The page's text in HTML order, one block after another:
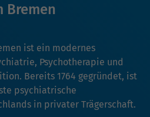
Bremen
ist ein modernes
Psychotherapie und
Bereits 1764 gegründet, ist
psychiatrische
in privater Trägerschaft.